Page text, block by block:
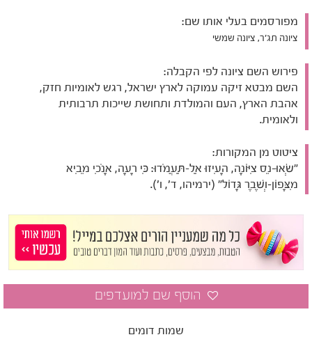
מפורסמים בעלי אותו שם:
ציונה תג'ר, ציונה שמשי
פירוש השם ציונה לפי הקבלה:
השם מבטא זיקה עמוקה לארץ ישראל, רגש לאומיות חזק,
אהבת הארץ, העם והמולדת ותחושת שייכות תרבותית
ולאומית.
ציטוט מן המקורות:
"שְׂאוּ-נֵס צִיּוֹנָה, הָעִיזוּ אַל-תַּעֲמֹדוּ: כִּי רָעָה, אָנֹכִי מֵבִיא
מִצָּפוֹן–וְשֶׁבֶר גָּדוֹל" (ירמיהו, ד', ו').
שמות דומים